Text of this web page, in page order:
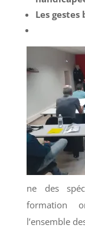
Les gestes
ne des
formation
l’ensemble